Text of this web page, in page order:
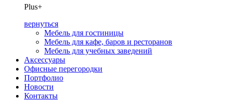
Plus+
вернуться
Мебель для гостиницы
Мебель для кафе, баров и ресторанов
Мебель для учебных заведений
Аксессуары
Офисные перегородки
Портфолио
Новости
Контакты